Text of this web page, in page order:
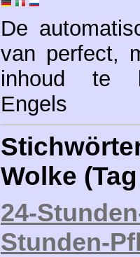
De
van perfect,
inhoud te
Engels
Wolke
24-
Stunden-